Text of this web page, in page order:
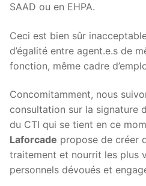
SAAD ou en EHPA.
Ceci est bien sûr
d’égalité entre agent.e.s de
fonction, même cadre
Concomitamment, nous
consultation sur la signature
du CTI qui se tient en ce
Laforcade propose de créer
traitement et nourrit les plus
personnels dévoués et